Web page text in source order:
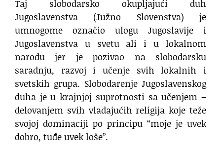
Taj slobodarsko okupljajući duh
Jugoslavenstva (Južno Slovenstva) je
umnogome označio ulogu Jugoslavije i
Jugoslavenstva u svetu ali i u lokalnom
narodu jer je pozivao na slobodarsku
saradnju, razvoj i učenje svih lokalnih i
svetskih grupa. Slobodarenje Jugoslavenskog
duha je u krajnjoj suprotnosti sa učenjem –
delovanjem svih vladajućih religija koje teže
svojoj dominaciji po principu “moje je uvek
dobro, tuđe uvek loše”.